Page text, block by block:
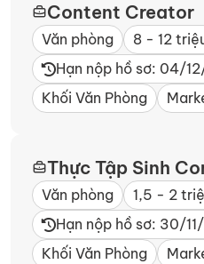
Content Creator
Văn phòng 8 - 12
Hạn nộp hồ sơ: 04/
Khối Văn Phòng
Thực Tập Sinh
Văn phòng 1,5 - 2
Hạn nộp hồ sơ: 30/
Khối Văn Phòng